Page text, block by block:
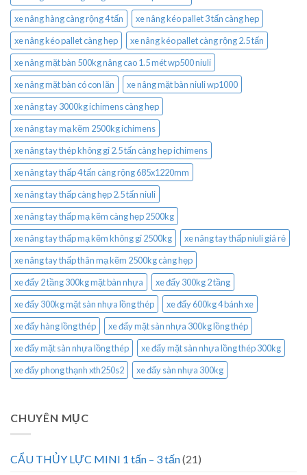
xe nâng hàng càng rộng 4 tấn
xe nâng kéo pallet 3 tấn càng hẹp
xe nâng kéo pallet càng hẹp
xe nâng kéo pallet càng rộng 2.5 tấn
xe nâng mặt bàn 500kg nâng cao 1.5 mét wp500 niuli
xe nâng mặt bàn có con lăn
xe nâng mặt bàn niuli wp1000
xe nâng tay 3000kg ichimens càng hẹp
xe nâng tay mạ kẽm 2500kg ichimens
xe nâng tay thép không gỉ 2.5 tấn càng hẹp ichimens
xe nâng tay thấp 4 tấn càng rộng 685x1220mm
xe nâng tay thấp càng hẹp 2.5 tấn niuli
xe nâng tay thấp mạ kẽm càng hẹp 2500kg
xe nâng tay thấp mạ kẽm không gỉ 2500kg
xe nâng tay thấp niuli giá rẻ
xe nâng tay thấp thân mạ kẽm 2500kg càng hẹp
xe đẩy 2 tầng 300kg mặt bàn nhựa
xe đẩy 300kg 2 tầng
xe đẩy 300kg mặt sàn nhựa lồng thép
xe đẩy 600kg 4 bánh xe
xe đẩy hàng lồng thép
xe đẩy mặt sàn nhựa 300kg lồng thép
xe đẩy mặt sàn nhựa lồng thép
xe đẩy mặt sàn nhựa lồng thép 300kg
xe đẩy phong thạnh xth250s2
xe đẩy sàn nhựa 300kg
CHUYÊN MỤC
CẨU THỦY LỰC MINI 1 tấn – 3 tấn(21)